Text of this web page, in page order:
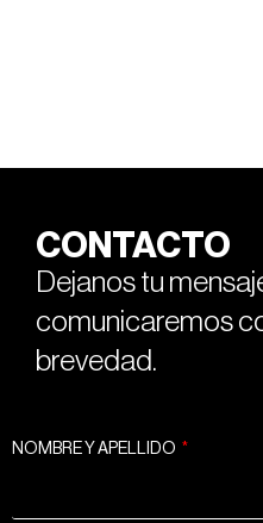
CONTACTO
Dejanos tu
comunicaremos
brevedad.
NOMBRE Y APELLIDO